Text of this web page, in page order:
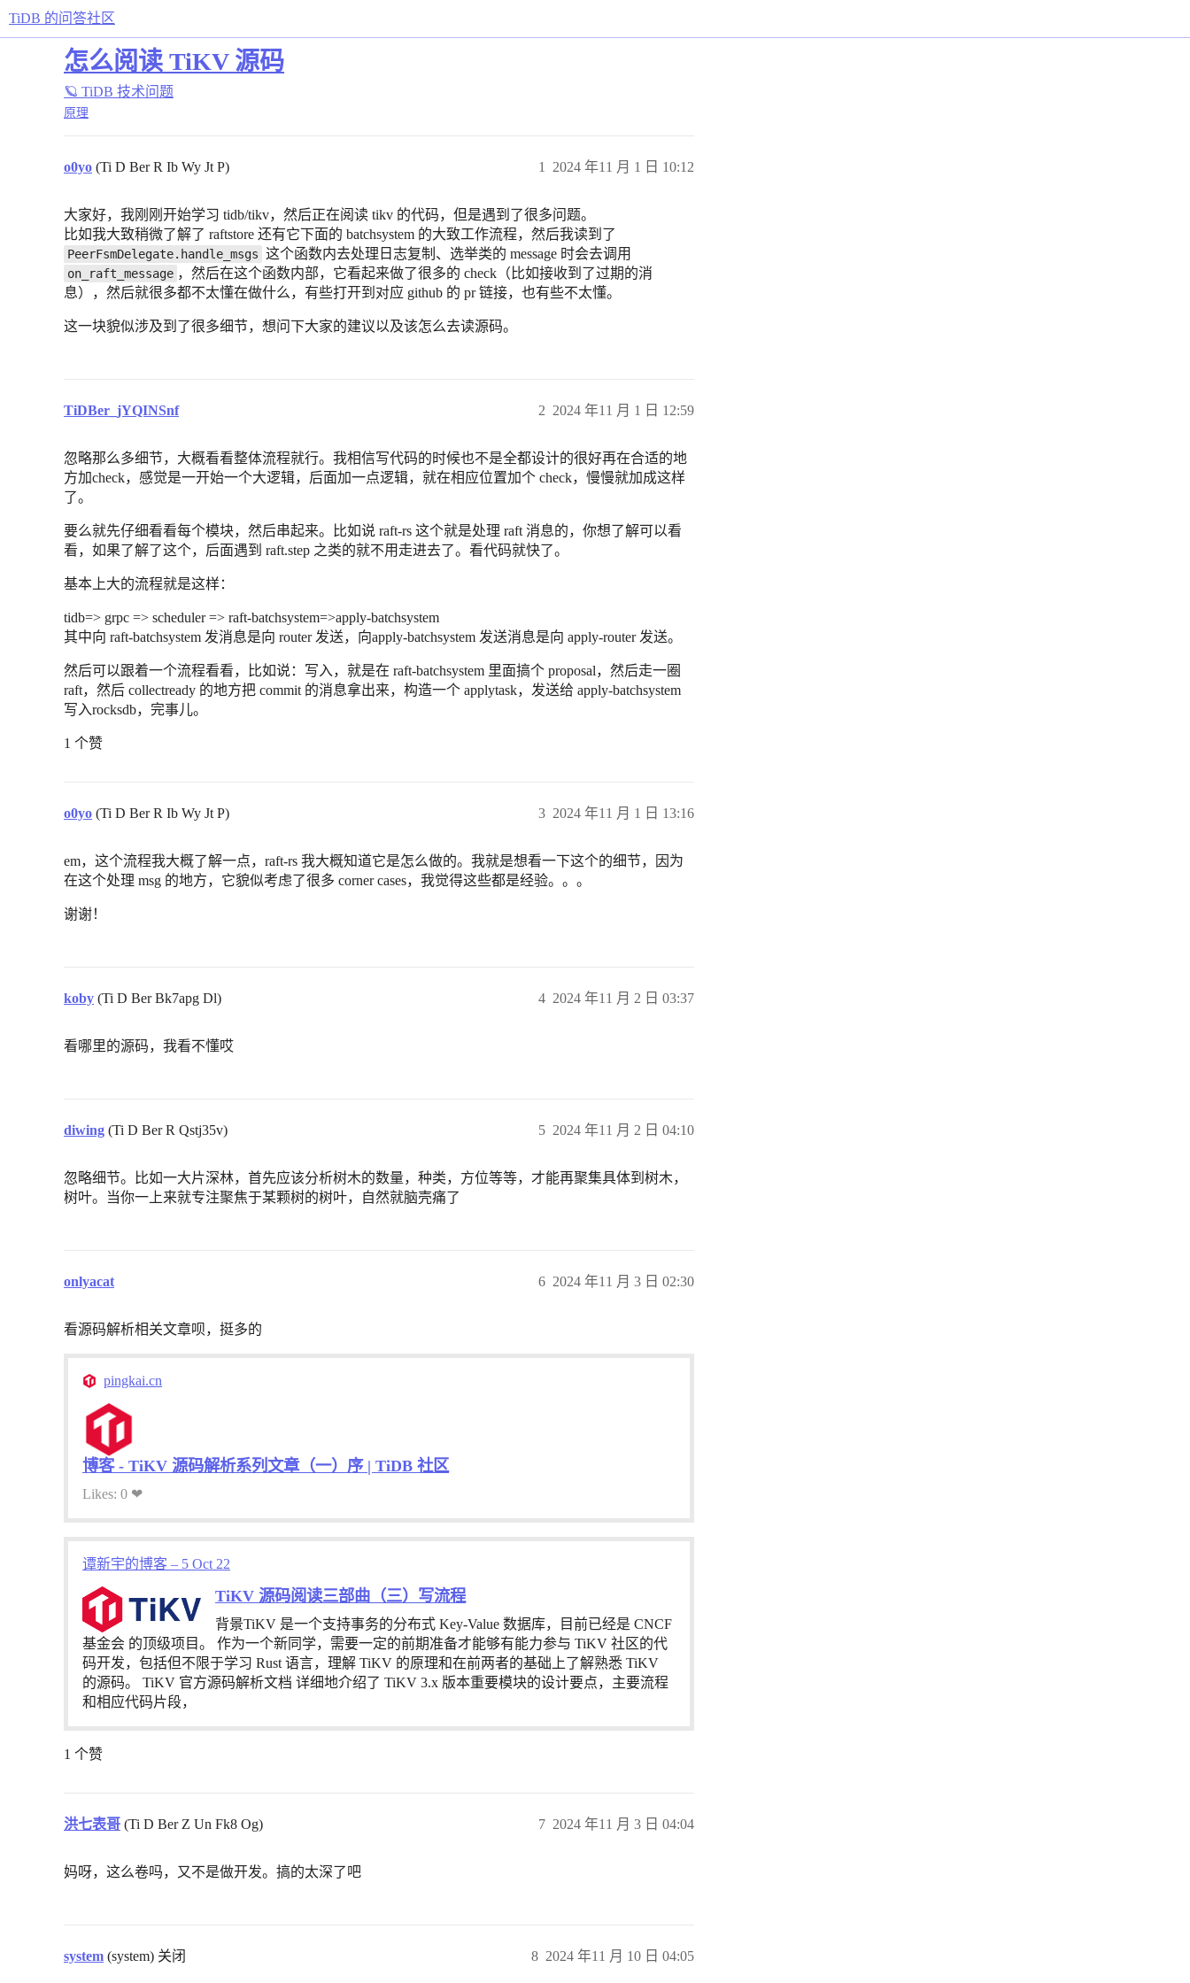
TiDB 的问答社区
怎么阅读 TiKV 源码
🪐 TiDB 技术问题
原理
o0yo (Ti D Ber R Ib Wy Jt P) 2024 年11 月 1 日 10:12
1
大家好，我刚刚开始学习 tidb/tikv，然后正在阅读 tikv 的代码，但是遇到了很多问题。
比如我大致稍微了解了 raftstore 还有它下面的 batchsystem 的大致工作流程，然后我读到了
PeerFsmDelegate.handle_msgs 这个函数内去处理日志复制、选举类的 message 时会去调用
on_raft_message ，然后在这个函数内部，它看起来做了很多的 check（比如接收到了过期的消
息），然后就很多都不太懂在做什么，有些打开到对应 github 的 pr 链接，也有些不太懂。
这一块貌似涉及到了很多细节，想问下大家的建议以及该怎么去读源码。
TiDBer_jYQINSnf 2024 年11 月 1 日 12:59
2
忽略那么多细节，大概看看整体流程就行。我相信写代码的时候也不是全都设计的很好再在合适的地
方加check，感觉是一开始一个大逻辑，后面加一点逻辑，就在相应位置加个 check，慢慢就加成这样
了。
要么就先仔细看看每个模块，然后串起来。比如说 raft-rs 这个就是处理 raft 消息的，你想了解可以看
看，如果了解了这个，后面遇到 raft.step 之类的就不用走进去了。看代码就快了。
基本上大的流程就是这样：
tidb=> grpc => scheduler => raft-batchsystem=>apply-batchsystem
其中向 raft-batchsystem 发消息是向 router 发送，向apply-batchsystem 发送消息是向 apply-router 发送。
然后可以跟着一个流程看看，比如说：写入，就是在 raft-batchsystem 里面搞个 proposal，然后走一圈
raft，然后 collectready 的地方把 commit 的消息拿出来，构造一个 applytask，发送给 apply-batchsystem
写入rocksdb，完事儿。
1 个赞
o0yo (Ti D Ber R Ib Wy Jt P) 2024 年11 月 1 日 13:16
3
em，这个流程我大概了解一点，raft-rs 我大概知道它是怎么做的。我就是想看一下这个的细节，因为
在这个处理 msg 的地方，它貌似考虑了很多 corner cases，我觉得这些都是经验。。。
谢谢！
koby (Ti D Ber Bk7apg Dl) 2024 年11 月 2 日 03:37
4
看哪里的源码，我看不懂哎
diwing (Ti D Ber R Qstj35v) 2024 年11 月 2 日 04:10
5
忽略细节。比如一大片深林，首先应该分析树木的数量，种类，方位等等，才能再聚集具体到树木，
树叶。当你一上来就专注聚焦于某颗树的树叶，自然就脑壳痛了
onlyacat 2024 年11 月 3 日 02:30
6
看源码解析相关文章呗，挺多的
pingkai.cn
博客 - TiKV 源码解析系列文章（一）序 | TiDB 社区
Likes: 0 ❤
谭新宇的博客 – 5 Oct 22
TiKV 源码阅读三部曲（三）写流程
背景TiKV 是一个支持事务的分布式 Key-Value 数据库，目前已经是 CNCF
基金会 的顶级项目。 作为一个新同学，需要一定的前期准备才能够有能力参与 TiKV 社区的代
码开发，包括但不限于学习 Rust 语言，理解 TiKV 的原理和在前两者的基础上了解熟悉 TiKV
的源码。 TiKV 官方源码解析文档 详细地介绍了 TiKV 3.x 版本重要模块的设计要点，主要流程
和相应代码片段，
1 个赞
洪七表哥 (Ti D Ber Z Un Fk8 Og) 2024 年11 月 3 日 04:04
7
妈呀，这么卷吗，又不是做开发。搞的太深了吧
system (system) 关闭 2024 年11 月 10 日 04:05
8